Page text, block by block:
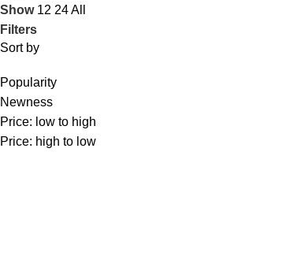
Show 12 24All
Filters
Sort by
Popularity
Newness
Price: low to high
Price: high to low